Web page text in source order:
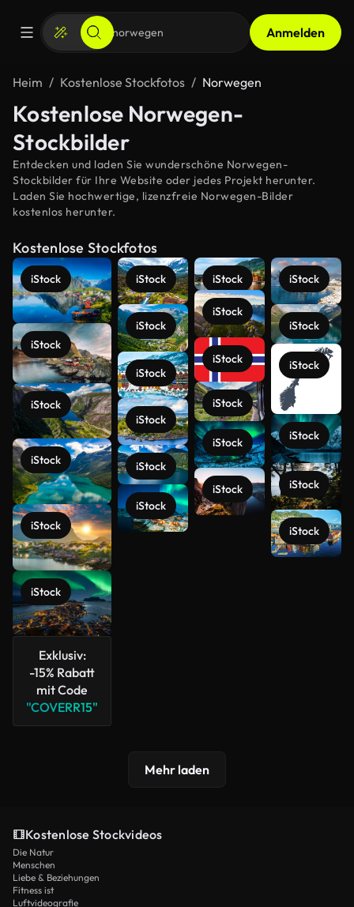
Anmelden
Heim Kostenlose Stockfotos Norwegen
Kostenlose Norwegen-
Stockbilder
Entdecken und laden Sie wunderschöne Norwegen-
Stockbilder für Ihre Website oder jedes Projekt herunter.
Laden Sie hochwertige, lizenzfreie Norwegen-Bilder
kostenlos herunter.
Kostenlose Stockfotos
iStock
iStock
iStock
iStock
iStock
iStock
Exklusiv:
-15% Rabatt
mit Code
"COVERR15"
iStock
iStock
iStock
iStock
iStock
iStock
iStock
iStock
iStock
iStock
iStock
iStock
iStock
iStock
iStock
iStock
iStock
iStock
Mehr laden
Kostenlose Stockvideos
Die Natur
Menschen
Liebe & Beziehungen
Fitness ist
Luftvideografie